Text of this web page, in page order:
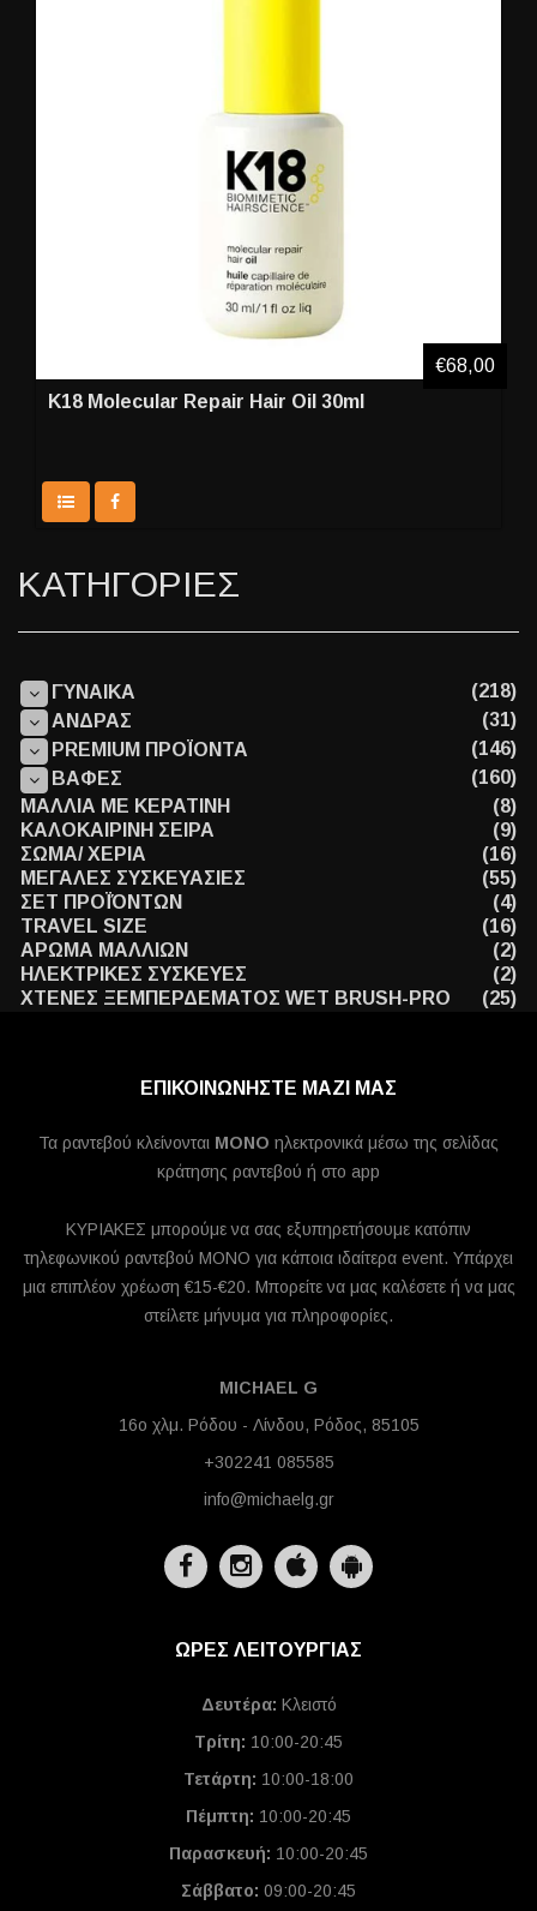
K18 Molecular Repair Hair Oil 30ml
€68,00
ΚΑΤΗΓΟΡΙΕΣ
ΓΥΝΑΙΚΑ
(218)
ΑΝΔΡΑΣ
(31)
PREMIUM ΠΡΟΪΟΝΤΑ
(146)
ΒΑΦΕΣ
(160)
ΜΑΛΛΙΑ ΜΕ ΚΕΡΑΤΙΝΗ
(8)
ΚΑΛΟΚΑΙΡΙΝΗ ΣΕΙΡΑ
(9)
ΣΩΜΑ/ ΧΕΡΙΑ
(16)
ΜΕΓΑΛΕΣ ΣΥΣΚΕΥΑΣΙΕΣ
(55)
ΣΕΤ ΠΡΟΪΌΝΤΩΝ
(4)
TRAVEL SIZE
(16)
ΑΡΩΜΑ ΜΑΛΛΙΩΝ
(2)
ΗΛΕΚΤΡΙΚΕΣ ΣΥΣΚΕΥΕΣ
(2)
ΧΤΕΝΕΣ ΞΕΜΠΕΡΔΕΜΑΤΟΣ WET BRUSH-PRO
(25)
ΕΠΙΚΟΙΝΩΝΗΣΤΕ ΜΑΖΙ ΜΑΣ
Τα ραντεβού κλείνονται MONO ηλεκτρονικά μέσω της σελίδας
κράτησης ραντεβού ή στο app
ΚΥΡΙΑΚΕΣ μπορούμε να σας εξυπηρετήσουμε κατόπιν
τηλεφωνικού ραντεβού ΜΟΝΟ για κάποια ιδαίτερα event. Υπάρχει
μια επιπλέον χρέωση €15-€20. Μπορείτε να μας καλέσετε ή να μας
στείλετε μήνυμα για πληροφορίες.
MICHAEL G
16ο χλμ. Ρόδου - Λίνδου, Ρόδος, 85105
+302241 085585
info@michaelg.gr
ΩΡΕΣ ΛΕΙΤΟΥΡΓΙΑΣ
Δευτέρα: Κλειστό
Τρίτη: 10:00-20:45
Τετάρτη: 10:00-18:00
Πέμπτη: 10:00-20:45
Παρασκευή: 10:00-20:45
Σάββατο: 09:00-20:45